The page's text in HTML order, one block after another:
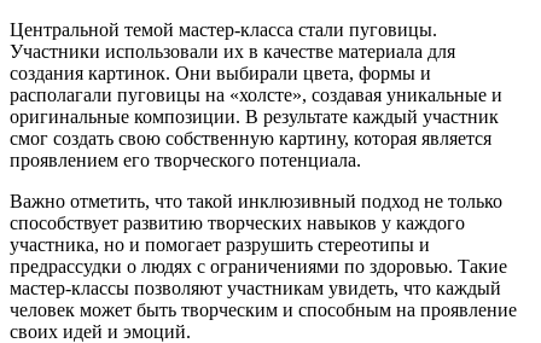
Центральной темой мастер-класса стали пуговицы.
Участники использовали их в качестве материала для
создания картинок. Они выбирали цвета, формы и
располагали пуговицы на «холсте», создавая уникальные и
оригинальные композиции. В результате каждый участник
смог создать свою собственную картину, которая является
проявлением его творческого потенциала.
Важно отметить, что такой инклюзивный подход не только
способствует развитию творческих навыков у каждого
участника, но и помогает разрушить стереотипы и
предрассудки о людях с ограничениями по здоровью. Такие
мастер-классы позволяют участникам увидеть, что каждый
человек может быть творческим и способным на проявление
своих идей и эмоций.